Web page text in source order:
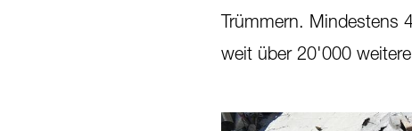
Trümmern. Mindestens
weit über 20'000